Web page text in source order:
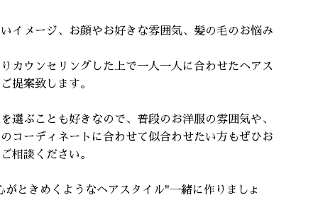
イメージ、お顔やお好きな雰囲気、髪の毛のお悩み
カウンセリングした上で一人一人に合わせたヘアス
提案致します。
選ぶことも好きなので、普段のお洋服の雰囲気や、
コーディネートに合わせて似合わせたい方もぜひお
相談ください。
がときめくようなヘアスタイル"一緒に作りましょ